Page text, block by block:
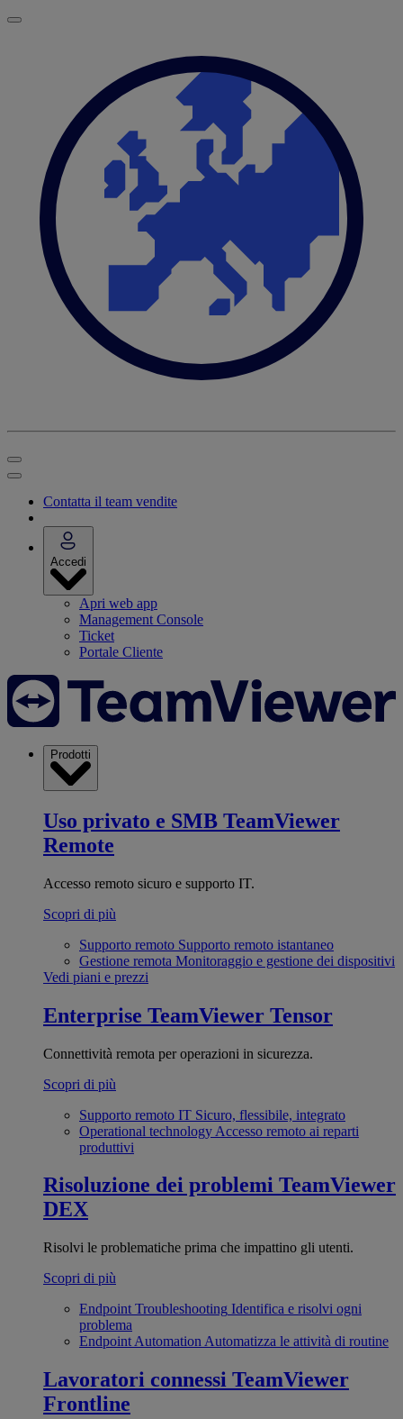
Contatta il team vendite
Accedi
Apri web app
Management Console
Ticket
Portale Cliente
Prodotti
Uso privato e SMB TeamViewer
Remote
Accesso remoto sicuro e supporto IT.
Scopri di più
Supporto remoto Supporto remoto istantaneo
Gestione remota Monitoraggio e gestione dei dispositivi
Vedi piani e prezzi
Enterprise TeamViewer Tensor
Connettività remota per operazioni in sicurezza.
Scopri di più
Supporto remoto IT Sicuro, flessibile, integrato
Operational technology Accesso remoto ai reparti
produttivi
Risoluzione dei problemi TeamViewer
DEX
Risolvi le problematiche prima che impattino gli utenti.
Scopri di più
Endpoint Troubleshooting Identifica e risolvi ogni
problema
Endpoint Automation Automatizza le attività di routine
Lavoratori connessi TeamViewer
Frontline